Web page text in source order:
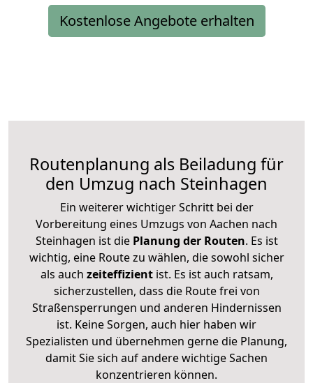
Kostenlose Angebote erhalten
Routenplanung als Beiladung für
den Umzug nach Steinhagen
Ein weiterer wichtiger Schritt bei der
Vorbereitung eines Umzugs von Aachen nach
Steinhagen ist diePlanung der Routen. Es ist
wichtig, eine Route zu wählen, die sowohl sicher
als auch zeiteffizientist. Es ist auch ratsam,
sicherzustellen, dass die Route frei von
Straßensperrungen und anderen Hindernissen
ist. Keine Sorgen, auch hier haben wir
Spezialisten und übernehmen gerne die Planung,
damit Sie sich auf andere wichtige Sachen
konzentrieren können.